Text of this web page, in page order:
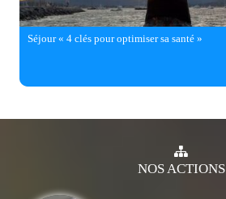
Séjour « 4 clés pour optimiser sa santé »
NOSACTIONS